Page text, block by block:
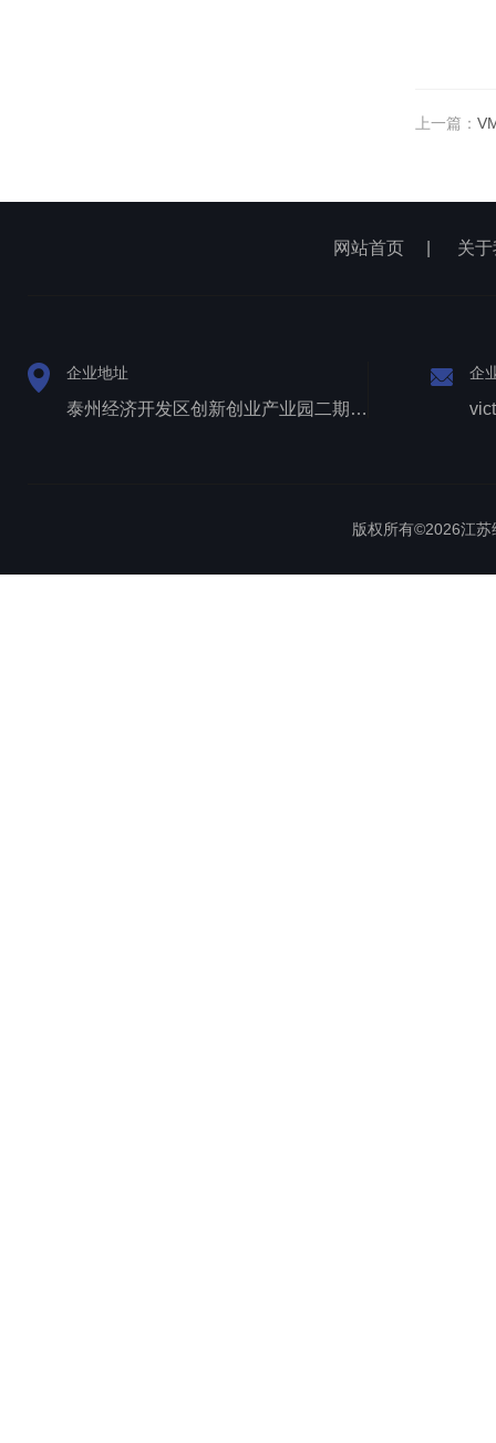
上一篇：
网站首页 关
企业地址
泰州经济开发区创新创业产业园二期1号厂房西侧三层
企
版权所有©2026江